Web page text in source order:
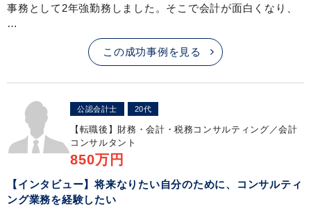
事務として2年強勤務しました。そこで会計が面白くなり、
…
この成功事例を見る
公認会計士 20代
【転職後】 財務・会計・税務コンサルティング／会計
コンサルタント
850万円
【インタビュー】将来なりたい自分のために、コンサルティ
ング業務を経験したい